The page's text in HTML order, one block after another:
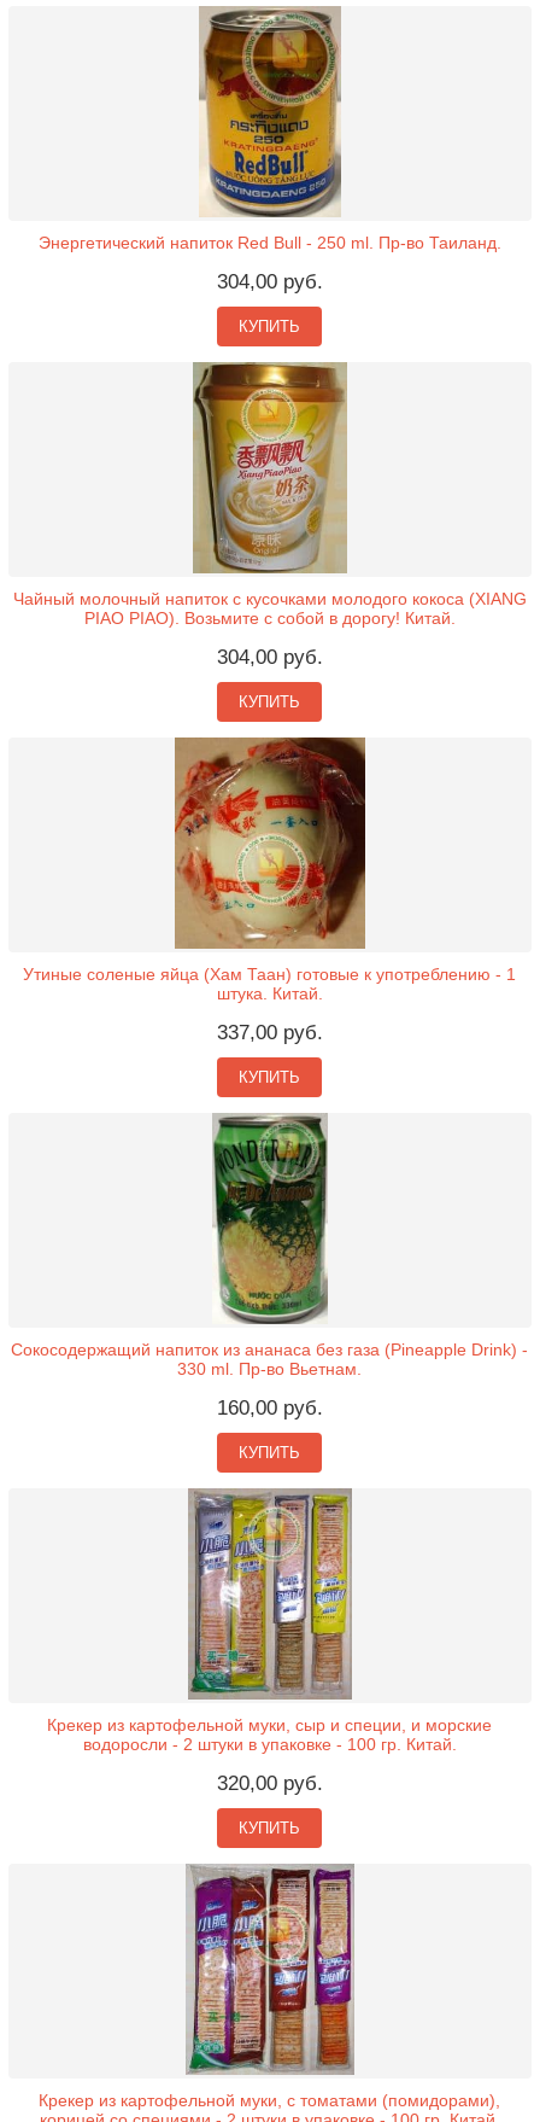
Энергетический напиток Red Bull - 250 ml. Пр-во Таиланд.
304,00 руб.
КУПИТЬ
Чайный молочный напиток с кусочками молодого кокоса (XIANG
PIAO PIAO). Возьмите с собой в дорогу! Китай.
304,00 руб.
КУПИТЬ
Утиные соленые яйца (Хам Таан) готовые к употреблению - 1
штука. Китай.
337,00 руб.
КУПИТЬ
Сокосодержащий напиток из ананаса без газа (Pineapple Drink) -
330 ml. Пр-во Вьетнам.
160,00 руб.
КУПИТЬ
Крекер из картофельной муки, сыр и специи, и морские
водоросли - 2 штуки в упаковке - 100 гр. Китай.
320,00 руб.
КУПИТЬ
Крекер из картофельной муки, с томатами (помидорами),